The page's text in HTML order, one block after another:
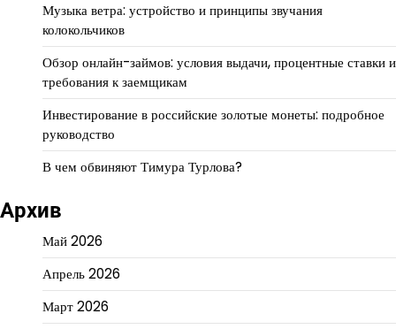
Музыка ветра: устройство и принципы звучания
колокольчиков
Обзор онлайн-займов: условия выдачи, процентные ставки и
требования к заемщикам
Инвестирование в российские золотые монеты: подробное
руководство
В чем обвиняют Тимура Турлова?
Архив
Май 2026
Апрель 2026
Март 2026